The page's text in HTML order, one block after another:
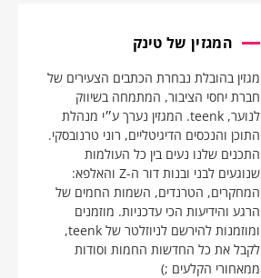
המגזין של טינק
מגזין בהובלת נבחרת הכתבים הצעירים של
חברת יחסי הציבור, המתמחה בשיווק
לנוער, teenk. המגזין נערך ע״י מנהלת
התוכן והנכסים הדיגיטליים, רוני טרנובסקי.
התכנים שלנו נעים בין כל העולמות
שנוגעים לבני ובנות דור ה-Z והאלפא:
המחקרים, הטרנדים, השמות החמים של
הרגע והידיעות הכי עדכניות. מוזמנים
ומוזמנות להירשם לניוזלטר של teenk,
לקבל את כל החדשות החמות וסודות
ממאחורי הקלעים ;)